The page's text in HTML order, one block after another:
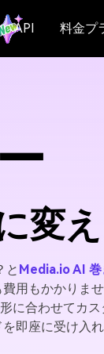
API 料金プ
変
と Media.io AI 巻
用もかかりませ
に合わせてカス
即座に受け入れ